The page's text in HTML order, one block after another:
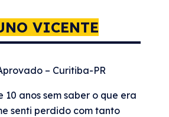
VICENTE
– Curitiba-PR
10 anos sem saber o que era
senti perdido com tanto